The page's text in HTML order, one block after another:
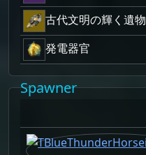
古代文明の輝く遺物
発電器官
Spawner